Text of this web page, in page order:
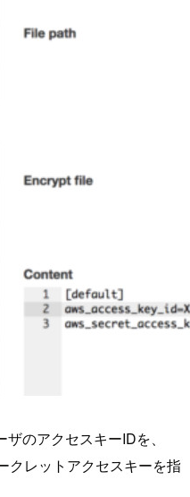
のアクセスキーIDを、
クレットアクセスキーを指